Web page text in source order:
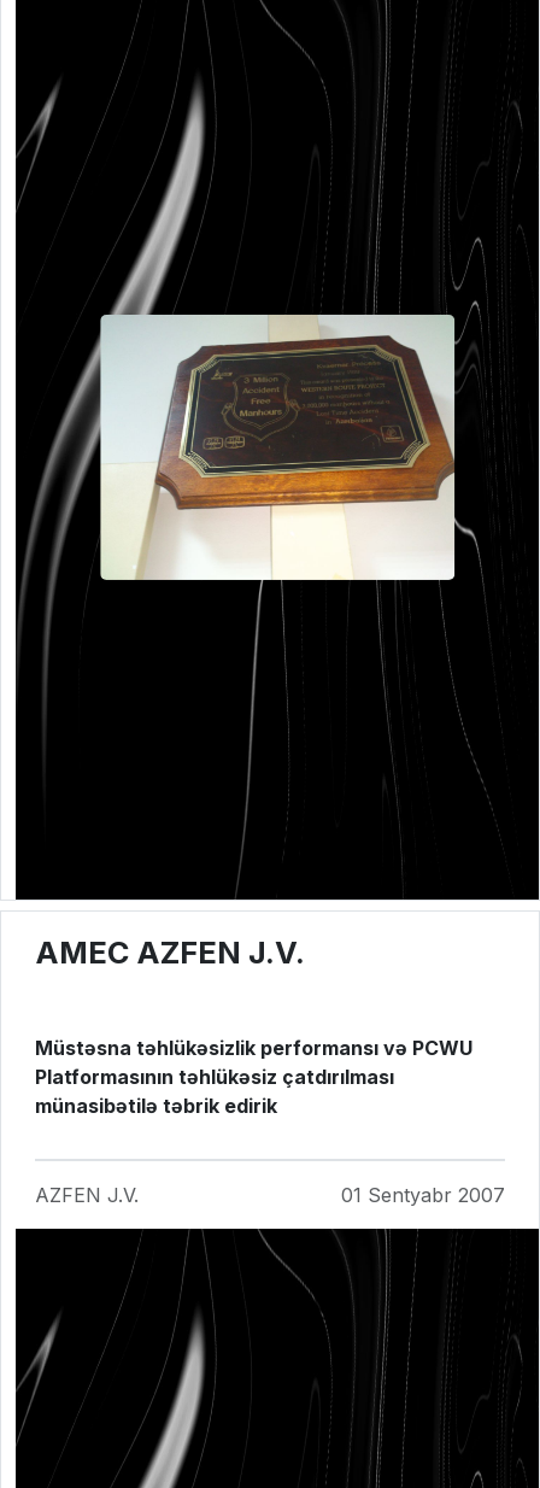
AMEC AZFEN J.V.
Müstəsna təhlükəsizlik performansı və PCWU
Platformasının təhlükəsiz çatdırılması
münasibətilə təbrik edirik
AZFEN J.V. 01 Sentyabr 2007